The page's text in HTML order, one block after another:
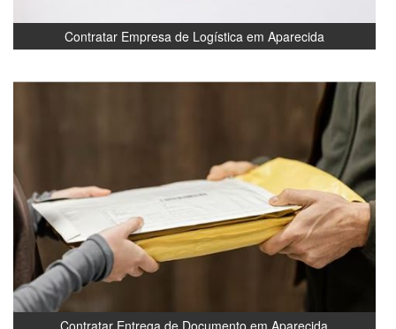
Contratar Empresa de Logística em Aparecida